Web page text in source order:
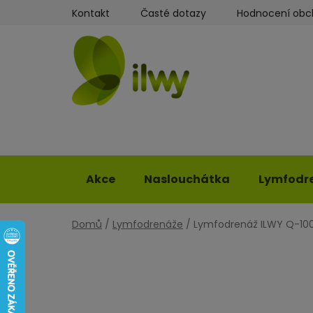
Kontakt Časté dotazy Hodnocení
Akce Naslouchátka
Domů / Lymfodrenáže / Lymfodrenáž ILWY Q-